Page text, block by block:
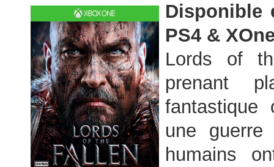
Disponible
PS4 &
Lords of
prenant
fantastique
une
humains